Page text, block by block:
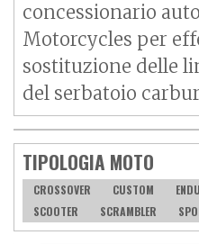
concessionario
Motorcycles per
sostituzione delle
del serbatoio
TIPOLOGIA MOTO
CROSSOVER CUSTOM
SCOOTER
SCRAMBLER